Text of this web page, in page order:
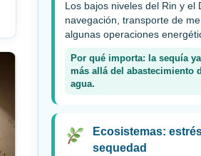
Los bajos niveles del Rin y el
navegación, transporte de
algunas operaciones
Por qué importa: la sequía
más allá del abastecimiento
agua.
Ecosistemas:
sequedad